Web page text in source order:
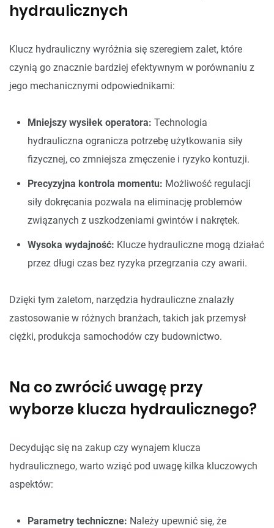
hydraulicznych
Klucz hydrauliczny wyróżnia się szeregiem zalet, które
czynią go znacznie bardziej efektywnym w porównaniu z
jego mechanicznymi odpowiednikami:
Mniejszy wysiłek operatora: Technologia
hydrauliczna ogranicza potrzebę użytkowania siły
fizycznej, co zmniejsza zmęczenie i ryzyko kontuzji.
Precyzyjna kontrola momentu: Możliwość regulacji
siły dokręcania pozwala na eliminację problemów
związanych z uszkodzeniami gwintów i nakrętek.
Wysoka wydajność: Klucze hydrauliczne mogą działać
przez długi czas bez ryzyka przegrzania czy awarii.
Dzięki tym zaletom, narzędzia hydrauliczne znalazły
zastosowanie w różnych branżach, takich jak przemysł
ciężki, produkcja samochodów czy budownictwo.
Na co zwrócić uwagę przy
wyborze klucza hydraulicznego?
Decydując się na zakup czy wynajem klucza
hydraulicznego, warto wziąć pod uwagę kilka kluczowych
aspektów:
Parametry techniczne: Należy upewnić się, że